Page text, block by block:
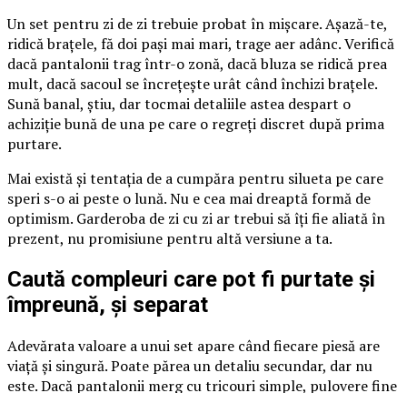
Un set pentru zi de zi trebuie probat în mișcare. Așază-te,
ridică brațele, fă doi pași mai mari, trage aer adânc. Verifică
dacă pantalonii trag într-o zonă, dacă bluza se ridică prea
mult, dacă sacoul se încrețește urât când închizi brațele.
Sună banal, știu, dar tocmai detaliile astea despart o
achiziție bună de una pe care o regreți discret după prima
purtare.
Mai există și tentația de a cumpăra pentru silueta pe care
speri s-o ai peste o lună. Nu e cea mai dreaptă formă de
optimism. Garderoba de zi cu zi ar trebui să îți fie aliată în
prezent, nu promisiune pentru altă versiune a ta.
Caută compleuri care pot fi purtate și
împreună, și separat
Adevărata valoare a unui set apare când fiecare piesă are
viață și singură. Poate părea un detaliu secundar, dar nu
este. Dacă pantalonii merg cu tricouri simple, pulovere fine